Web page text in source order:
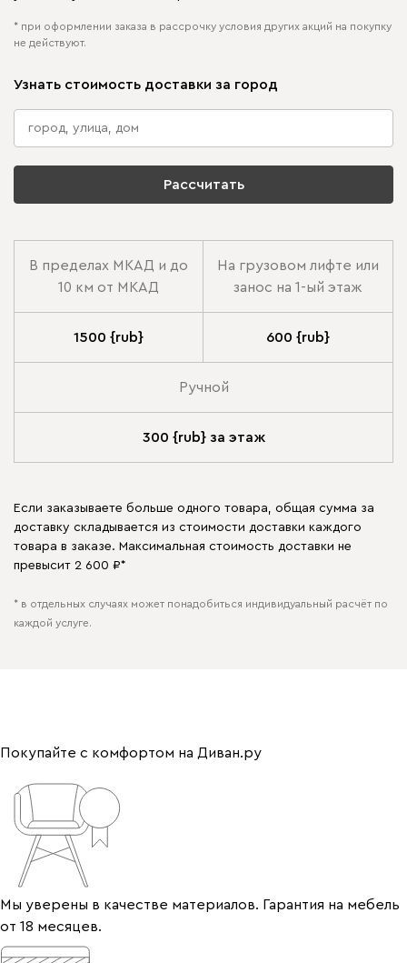
* при оформлении заказа в рассрочку условия других акций на покупку
не действуют.
Узнать стоимость доставки за город
Рассчитать
В пределах МКАД и до
10 км от МКАД
На грузовом лифте или
занос на 1-ый этаж
1500 {rub} 600 {rub}
Ручной
300 {rub} за этаж
Если заказываете больше одного товара, общая сумма за
доставку складывается из стоимости доставки каждого
товара в заказе. Максимальная стоимость доставки не
превысит 2 600 ₽*
* в отдельных случаях может понадобиться индивидуальный расчёт по
каждой услуге.
Покупайте с комфортом на Диван.ру
Мы уверены в качестве материалов. Гарантия на мебель
от 18 месяцев.